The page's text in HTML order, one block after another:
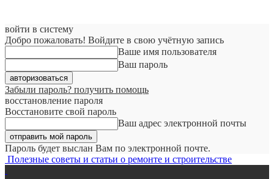
войти в систему
Добро пожаловать! Войдите в свою учётную запись
Ваше имя пользователя
Ваш пароль
Забыли пароль? получить помощь
восстановление пароля
Восстановите свой пароль
Ваш адрес электронной почты
Пароль будет выслан Вам по электронной почте.
Полезные советы и статьи о ремонте и строительстве